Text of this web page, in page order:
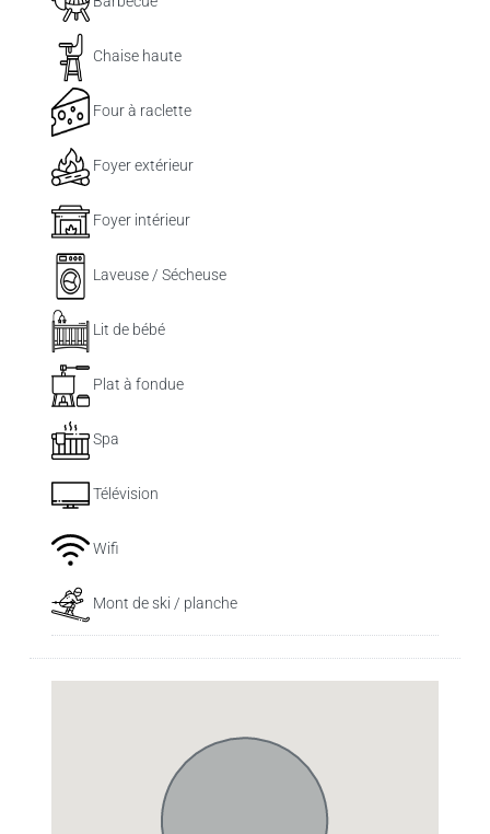
Chaise haute
Four à raclette
Foyer extérieur
Foyer intérieur
Laveuse / Sécheuse
Lit de bébé
Plat à fondue
Spa
Télévision
Wifi
Mont de ski / planche